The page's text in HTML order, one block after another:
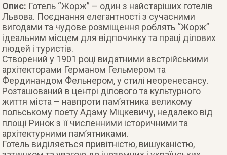
Опис: Готель “Жорж” – один з найстарiших готелiв
Львова. Поєднання елегантностi з сучасними
вигодами та чудове розмiщення роблять “Жорж”
iдеальним мiсцем для вiдпочинку та працi дiлових
людей i туристiв.
Створений у 1901 році видатними австрійськими
архітекторами Германом Гельмером та
Фердинандом Фельнером, у стилі неоренесансу.
Розташований в центрi дiлового та культурного
життя мiста – навпроти пам’ятника великому
польському поету Адаму Мiцкевичу, недалеко вiд
площi Ринок з її численними iсторичними та
архiтектурними пам’ятниками.
Готель видiляється привiтнiстю, вишуканiстю,